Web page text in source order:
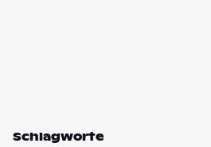
Schlagworte